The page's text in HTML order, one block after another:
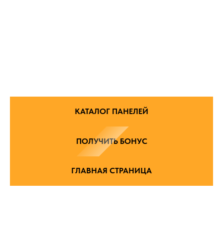
КАТАЛОГ ПАНЕЛЕЙ
ПОЛУЧИТЬ БОНУС
ГЛАВНАЯ СТРАНИЦА